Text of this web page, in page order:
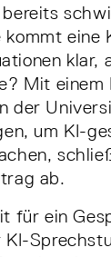
bereits
kommt eine
klar,
Mit einem
der
um KI-
ab.
für ein
KI-